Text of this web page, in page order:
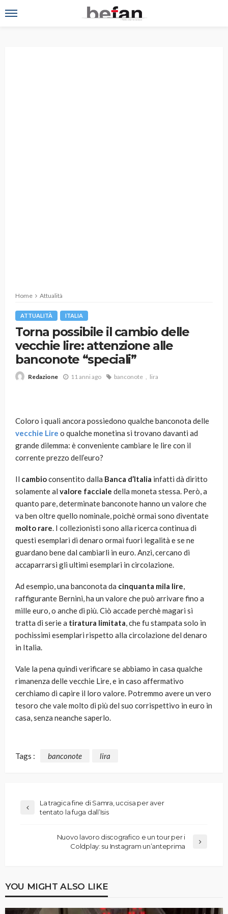
Home Attualità
ATTUALITÀ ITALIA
Torna possibile il cambio delle
vecchie lire: attenzione alle
banconote “speciali”
Redazione 11 anni ago banconote lira
Coloro i quali ancora possiedono qualche banconota delle
vecchie Lire o qualche monetina si trovano davanti ad
grande dilemma: è conveniente cambiare le lire con il
corrente prezzo dell’euro?
Il cambioconsentito dalla Banca d’Italia infatti dà diritto
solamente al valore facciale della moneta stessa. Però, a
quanto pare, determinate banconote hanno un valore che
va ben oltre quello nominale, poichè ormai sono diventate
molto rare. I collezionisti sono alla ricerca continua di
questi esemplari di denaro ormai fuori legalità e se ne
guardano bene dal cambiarli in euro. Anzi, cercano di
accaparrarsi gli ultimi esemplari in circolazione.
Ad esempio, una banconota da cinquanta mila lire,
raffigurante Bernini, ha un valore che può arrivare fino a
mille euro, o anche di più. Ciò accade perchè magari si
tratta di serie a tiratura limitata, che fu stampata solo in
pochissimi esemplari rispetto alla circolazione del denaro
in Italia.
Vale la pena quindi verificare se abbiamo in casa qualche
rimanenza delle vecchie Lire, e in caso affermativo
cerchiamo di capire il loro valore. Potremmo avere un vero
tesoro che vale molto di più del suo corrispettivo in euro in
casa, senza neanche saperlo.
Tags : banconote lira
La tragica fine di Samra, uccisa per aver
tentato la fuga dall’Isis
Nuovo lavoro discografico e un tour per i
Coldplay: su Instagram un’anteprima
YOU MIGHT ALSO LIKE